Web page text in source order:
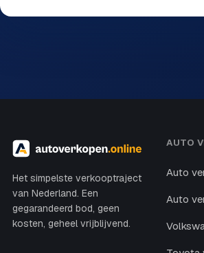
Het simpelste verkooptraject
van Nederland. Een
gegarandeerd bod, geen
kosten, geheel vrijblijvend.
AUTO
Auto
Auto